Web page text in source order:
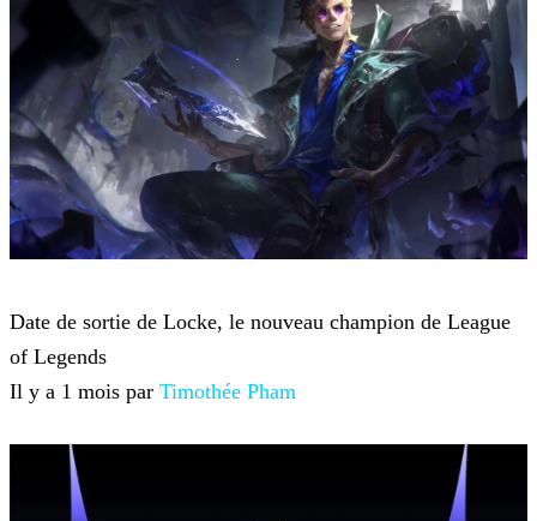
Date de sortie de Locke, le nouveau champion de League
of Legends
Il y a 1 mois par Timothée Pham